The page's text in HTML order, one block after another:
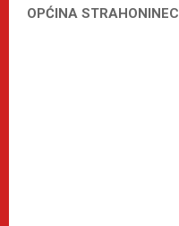
OPĆINA STRAHONINEC